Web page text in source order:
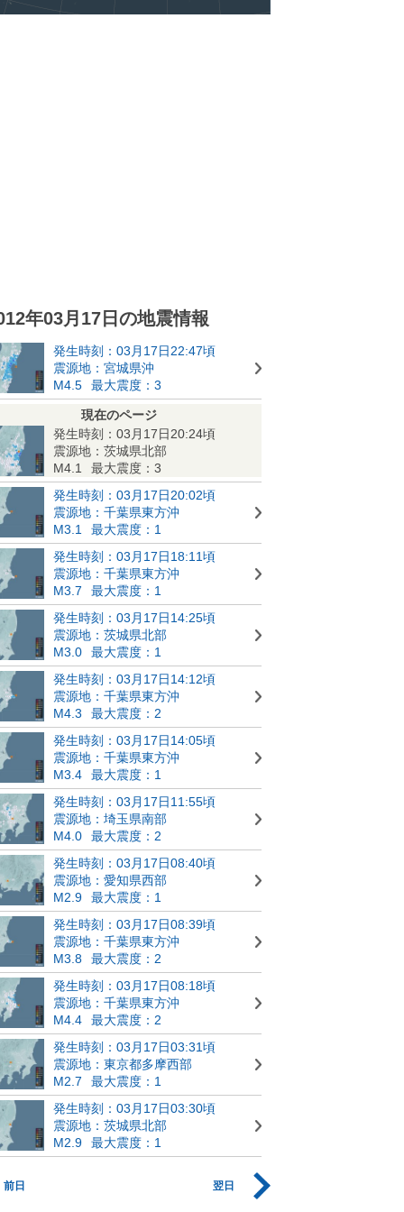
年03月17日の地震情報
発生時刻：03月17日22:47頃
震源地：宮城県沖
M4.5
最大震度：3
現在のページ
発生時刻：03月17日20:24頃
震源地：茨城県北部
M4.1
最大震度：3
発生時刻：03月17日20:02頃
震源地：千葉県東方沖
M3.1
最大震度：1
発生時刻：03月17日18:11頃
震源地：千葉県東方沖
M3.7
最大震度：1
発生時刻：03月17日14:25頃
震源地：茨城県北部
M3.0
最大震度：1
発生時刻：03月17日14:12頃
震源地：千葉県東方沖
M4.3
最大震度：2
発生時刻：03月17日14:05頃
震源地：千葉県東方沖
M3.4
最大震度：1
発生時刻：03月17日11:55頃
震源地：埼玉県南部
M4.0
最大震度：2
発生時刻：03月17日08:40頃
震源地：愛知県西部
M2.9
最大震度：1
発生時刻：03月17日08:39頃
震源地：千葉県東方沖
M3.8
最大震度：2
発生時刻：03月17日08:18頃
震源地：千葉県東方沖
M4.4
最大震度：2
発生時刻：03月17日03:31頃
震源地：東京都多摩西部
M2.7
最大震度：1
発生時刻：03月17日03:30頃
震源地：茨城県北部
M2.9
最大震度：1
前日 翌日